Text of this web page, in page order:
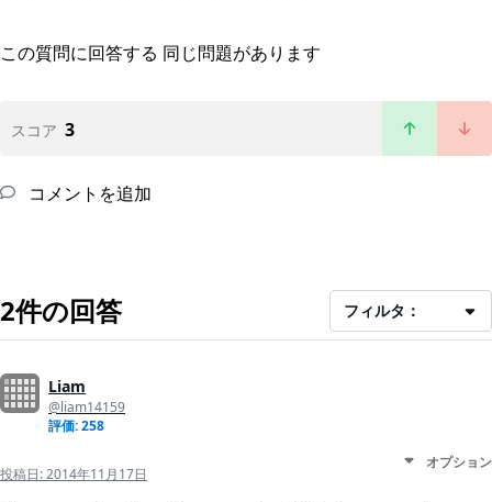
この質問に回答する 同じ問題があります
スコア 3
コメントを追加
2件の回答 フィルタ：
Liam
@liam14159
評価: 258
投稿日:2014年11月17日
オプション